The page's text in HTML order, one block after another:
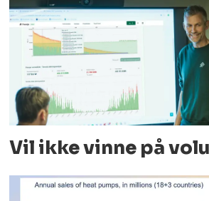
Vil ikke vinne på